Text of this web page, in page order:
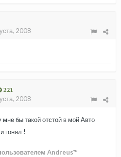
2008
221
2008
бы такой отстой в мой Авто
гонял !
Andreus™